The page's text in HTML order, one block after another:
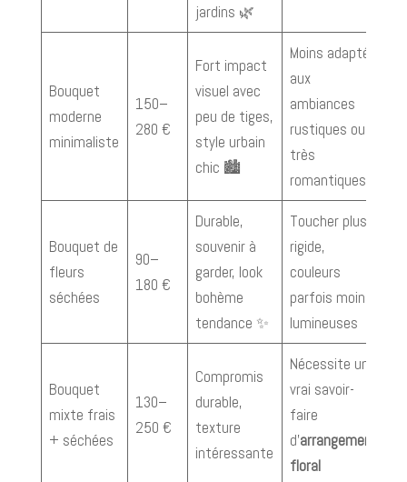
jardins 🌿
Bouquet
moderne
minimaliste
150–
280 €
Fort impact
visuel avec
peu de tiges,
style urbain
chic 🏙️
Moins adapté
aux
ambiances
rustiques ou
très
romantiques
Bouquet de
fleurs
séchées
90–
180 €
Durable,
souvenir à
garder, look
bohème
tendance ✨
Toucher plus
rigide,
couleurs
parfois moins
lumineuses
Bouquet
mixte frais
+ séchées
130–
250 €
Compromis
durable,
texture
intéressante
Nécessite un
vrai savoir-
faire
d’arrangement
floral